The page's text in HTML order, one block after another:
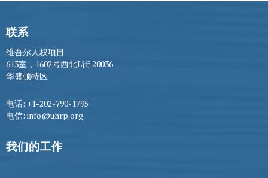
联系
维吾尔人权项目
613室，1602号西北L街 20036
华盛顿特区
电话: +1-202-790-1795
电信: info@uhrp.org
我们的工作